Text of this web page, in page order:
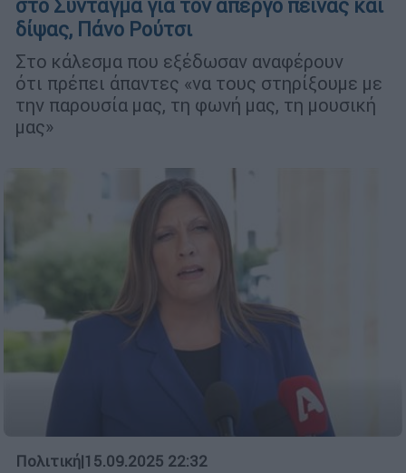
στο Σύνταγμα για τον απεργό πείνας και
δίψας, Πάνο Ρούτσι
Στο κάλεσμα που εξέδωσαν αναφέρουν
ότι πρέπει άπαντες «να τους στηρίξουμε με
την παρουσία μας, τη φωνή μας, τη μουσική
μας»
Πολιτική|15.09.2025 22:32